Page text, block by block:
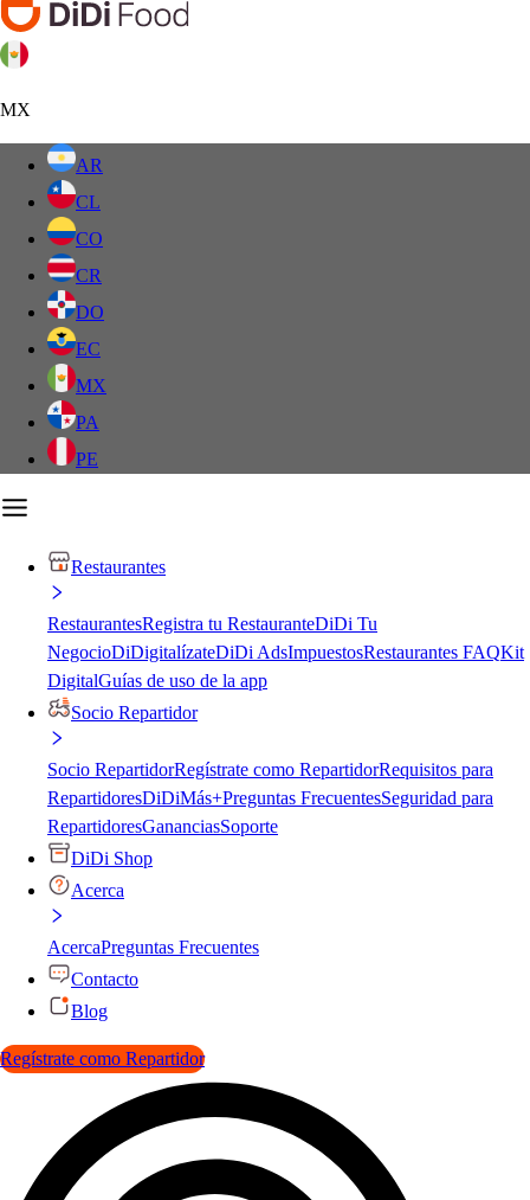
MX
AR
CL
CO
CR
DO
EC
MX
PA
PE
Restaurantes
RestaurantesRegistra tu RestauranteDiDi Tu
NegocioDiDigitalízateDiDi AdsImpuestosRestaurantes FAQKit
DigitalGuías de uso de la app
Socio Repartidor
Socio RepartidorRegístrate como RepartidorRequisitos para
RepartidoresDiDiMás+Preguntas FrecuentesSeguridad para
RepartidoresGananciasSoporte
DiDi Shop
Acerca
AcercaPreguntas Frecuentes
Contacto
Blog
Regístrate como Repartidor